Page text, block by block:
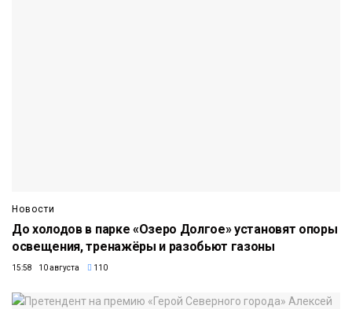
Новости
До холодов в парке «Озеро Долгое» установят опоры
освещения, тренажёры и разобьют газоны
15:58 10 августа 110